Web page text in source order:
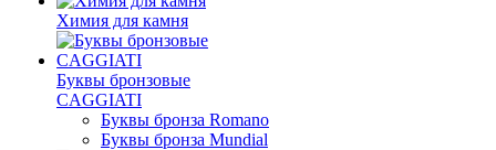
Химия для камня
Буквы бронзовые
CAGGIATI
Буквы бронза Romano
Буквы бронза Mundial